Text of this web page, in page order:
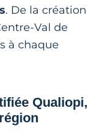
. De la création
Val de
à chaque
Qualiopi,